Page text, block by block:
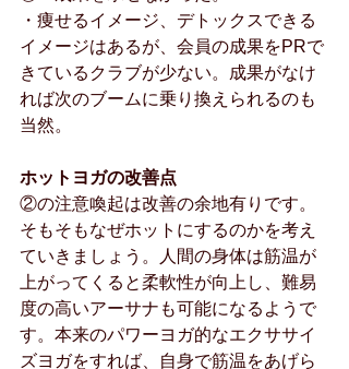
・痩せるイメージ、デトックスできる
イメージはあるが、会員の成果をPRで
きているクラブが少ない。成果がなけ
れば次のブームに乗り換えられるのも
当然。
ホットヨガの改善点
②の注意喚起は改善の余地有りです。
そもそもなぜホットにするのかを考え
ていきましょう。人間の身体は筋温が
上がってくると柔軟性が向上し、難易
度の高いアーサナも可能になるようで
す。本来のパワーヨガ的なエクササイ
ズヨガをすれば、自身で筋温をあげら